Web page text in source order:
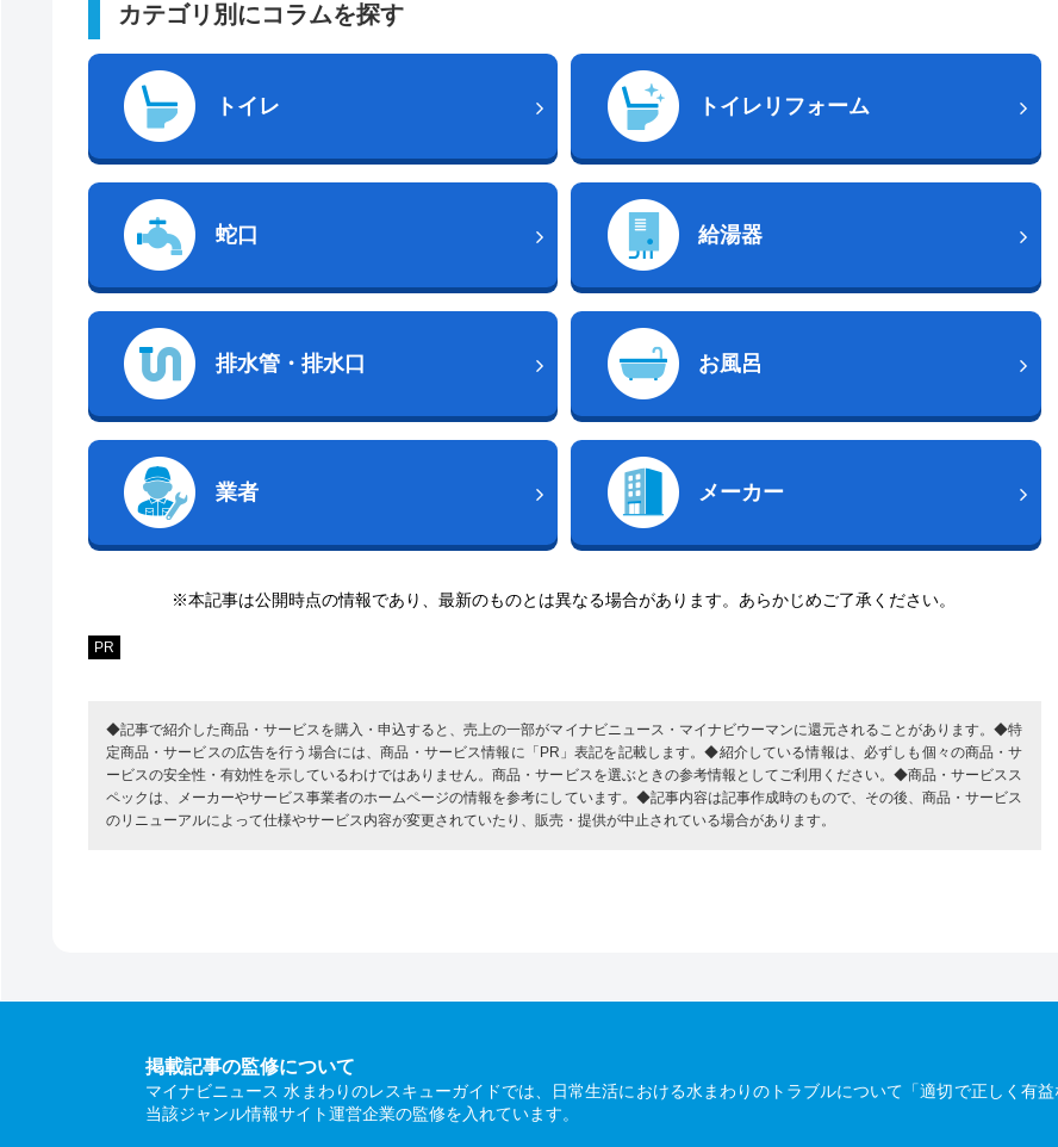
カテゴリ別にコラムを探す
トイレ トイレリフォーム
蛇口 給湯器
排水管・排水口 お風呂
業者 メーカー
※本記事は公開時点の情報であり、最新のものとは異なる場合があります。あらかじめご了承ください。
PR
◆記事で紹介した商品・サービスを購入・申込すると、売上の一部がマイナビニュース・マイナビウーマンに還元されることがあります。◆特
定商品・サービスの広告を行う場合には、商品・サービス情報に「PR」表記を記載します。◆紹介している情報は、必ずしも個々の商品・サ
ービスの安全性・有効性を示しているわけではありません。商品・サービスを選ぶときの参考情報としてご利用ください。◆商品・サービスス
ペックは、メーカーやサービス事業者のホームページの情報を参考にしています。◆記事内容は記事作成時のもので、その後、商品・サービス
のリニューアルによって仕様やサービス内容が変更されていたり、販売・提供が中止されている場合があります。
掲載記事の監修について
マイナビニュース 水まわりのレスキューガイドでは、日常生活における水まわりのトラブルについて「適切で正しく有
当該ジャンル情報サイト運営企業の監修を入れています。